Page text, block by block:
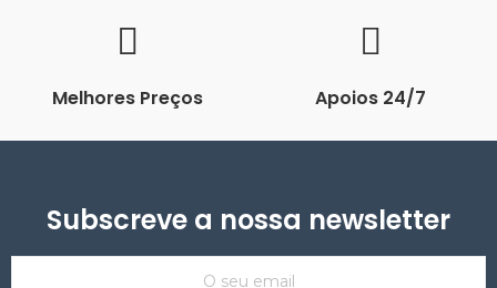
Melhores Preços Apoios 24/7
Subscreve a nossa newsletter